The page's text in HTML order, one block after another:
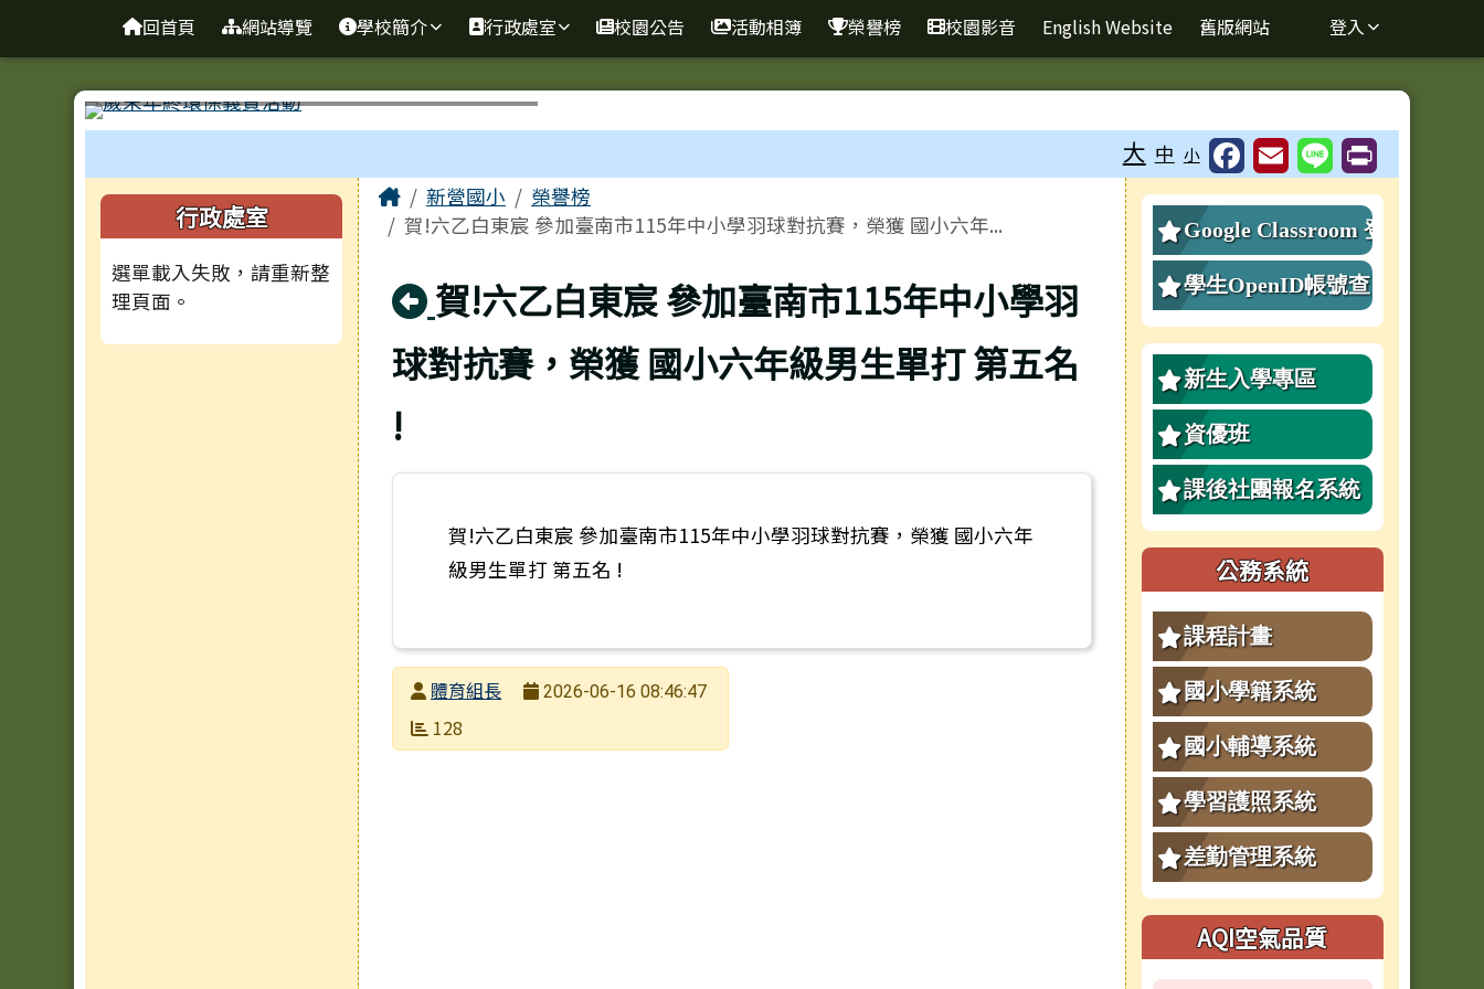
臺南市新營國小
回首頁 網站導覽 學校簡介 行政處室 校園公告 活動相簿 榮譽榜 校園影音 English Website 舊版網站 登入
⏸
大 中 小
左邊區域內容
行政處室
選單載入失敗，請重新整
理頁面。
主內容區域
Home新營國小
榮譽榜
賀!六乙白東宸 參加臺南市115年中小學羽球對抗賽，榮獲 國小六年...
回上頁
賀!六乙白東宸 參加臺南市115年中小學羽
球對抗賽，榮獲 國小六年級男生單打 第五名
!
賀!六乙白東宸 參加臺南市115年中小學羽球對抗賽，榮獲 國小六年
級男生單打 第五名 !
發布者體育組長
發布日期
2026-06-16 08:46:47
瀏覽次數
128
右邊區域內容
Google Classroom 登
入
學生OpenID帳號查
詢、重設密碼
新生入學專區
資優班
課後社團報名系統
公務系統
課程計畫
國小學籍系統
國小輔導系統
學習護照系統
差勤管理系統
AQI空氣品質
頁尾區域